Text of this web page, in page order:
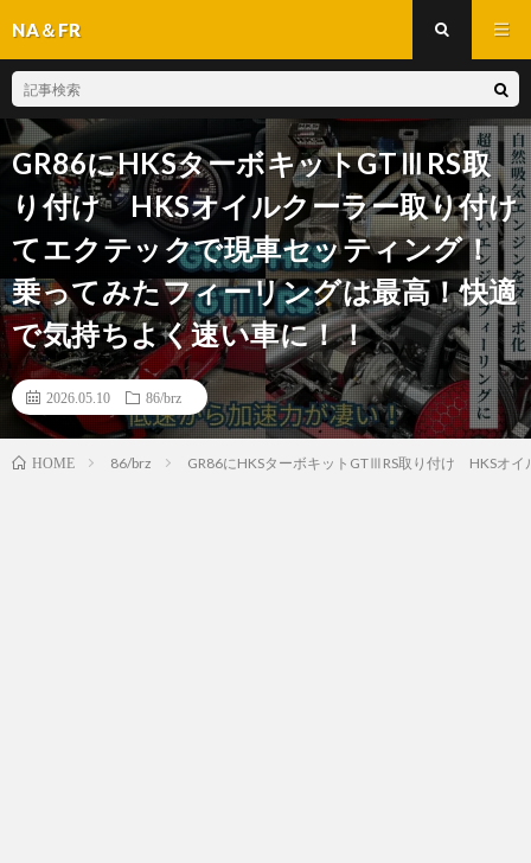
NA＆FR
GR86にHKSターボキットGTⅢRS取
り付け HKSオイルクーラー取り付け
てエクテックで現車セッティング！
乗ってみたフィーリングは最高！快適
で気持ちよく速い車に！！
2026.05.10 86/brz
HOME 86/brz GR86にHKSターボキットGTⅢRS取り付け HKSオ